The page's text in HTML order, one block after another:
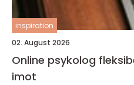
inspiration
02. August 2026
Online psykolog fleksibel hjelp når livet butter
imot